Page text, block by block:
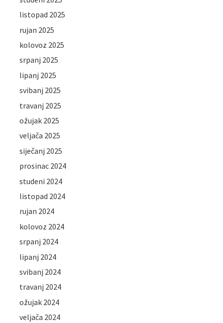
listopad 2025
rujan 2025
kolovoz 2025
srpanj 2025
lipanj 2025
svibanj 2025
travanj 2025
ožujak 2025
veljača 2025
siječanj 2025
prosinac 2024
studeni 2024
listopad 2024
rujan 2024
kolovoz 2024
srpanj 2024
lipanj 2024
svibanj 2024
travanj 2024
ožujak 2024
veljača 2024